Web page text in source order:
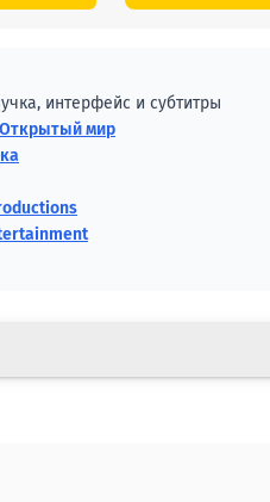
интерфейс и субтитры
Открытый мир